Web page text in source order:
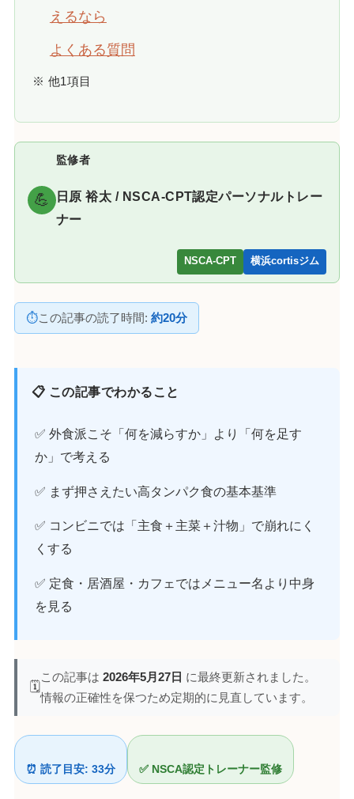
えるなら
よくある質問
※ 他1項目
💪
監修者
日原 裕太 / NSCA-CPT認定パーソナルトレー
ナー
NSCA-CPT 横浜cortisジム
⏱この記事の読了時間: 約20分
📋 この記事でわかること
✅ 外食派こそ「何を減らすか」より「何を足す
か」で考える
✅ まず押さえたい高タンパク食の基本基準
✅ コンビニでは「主食＋主菜＋汁物」で崩れにく
くする
✅ 定食・居酒屋・カフェではメニュー名より中身
を見る
🗓️
この記事は 2026年5月27日 に最終更新されました。
情報の正確性を保つため定期的に見直しています。
⏰ 読了目安: 33分 ✅ NSCA認定トレーナー監修